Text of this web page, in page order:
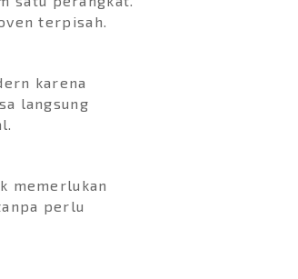
terpisah.
karena
langsung
memerlukan
perlu